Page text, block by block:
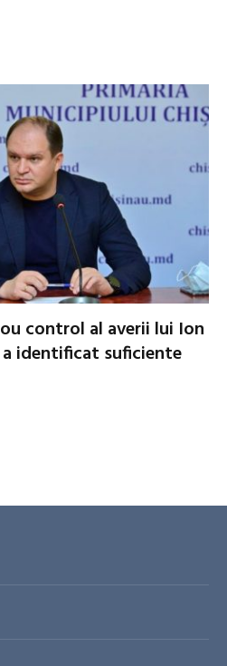
control al averii lui Ion
identificat suficiente